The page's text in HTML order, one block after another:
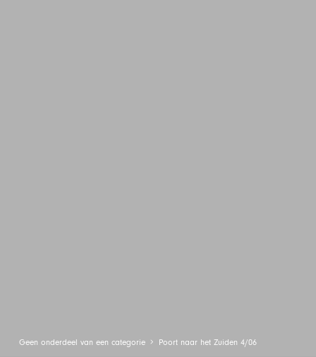
Geen onderdeel van een categorie Poort naar het Zuiden 4/06